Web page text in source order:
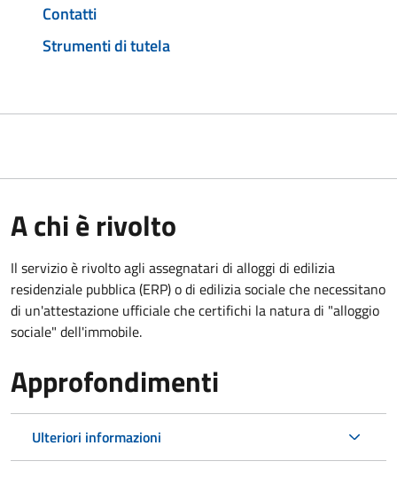
Contatti
Strumenti di tutela
A chi è rivolto
Il servizio è rivolto agli assegnatari di alloggi di edilizia
residenziale pubblica (ERP) o di edilizia sociale che necessitano
di un'attestazione ufficiale che certifichi la natura di "alloggio
sociale" dell'immobile.
Approfondimenti
Ulteriori informazioni